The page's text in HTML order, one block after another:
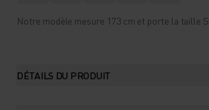
Notre modèle mesure 173 cm et porte la taille S.
DÉTAILS DU PRODUIT